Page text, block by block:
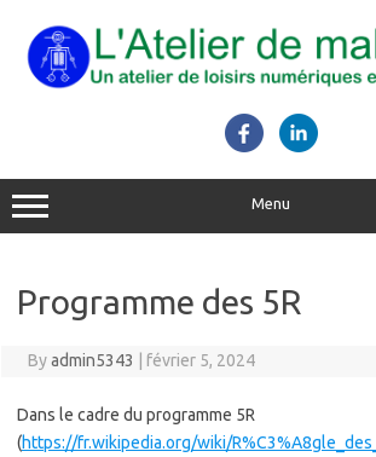
content
Menu
Programme des 5R
Byadmin5343 février 5, 2024
Dans le cadre du programme 5R
(https://fr.wikipedia.org/wiki/